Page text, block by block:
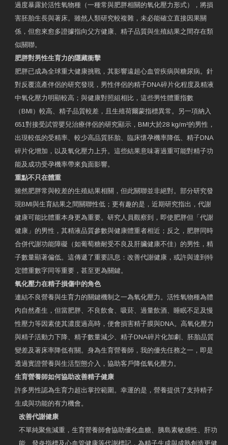
過度暴露於活性氧物種（一種常與肥胖相關的氧化壓力形式），將損
害胚胎生長與著床。雖然人類研究較複雜，未必能確立直接因果關
係，但愈來愈多證據指向父方健康、精子品質與生殖結果之間存在類
似關聯。
肥胖對男性生育力的隱藏衝擊
肥胖已成為全球重大健康挑戰，其影響遠超心血管疾病與糖尿病。針
對反覆流產伴侶的研究發現，男性伴侶的精子DNA碎片化程度及精液
中氧化壓力明顯較高；與健康對照組相比，這些男性體重指數
（BMI）較高、精子品質較差，且生殖荷爾蒙指標異常。另一項納入
651對接受試管嬰兒治療伴侶的研究顯示，BMI大於28 kg/m²的男性，
出現較低的受精率、較少高品質胚胎、臨床懷孕機率降低、精子DNA
碎片化增加，以及氧化壓力上升。這些結果意味著過重可能對精子功
能及成功受孕機率帶來負面影響。
重點不只在體重
雖然肥胖常與較差的生殖結果相關，但此關聯並非絕對。部分研究發
現BMI與生育結果之間關聯性低；更有趣的是，近期研究指出，代謝
健康可能比體重本身更為重要。研究人員觀察到，即使肥胖但「代謝
健康」的男性，其精液品質參數與健康體重者相近；反之，肥胖同時
合併代謝功能障礙（如葡萄糖耐受不良及肝臟健康不佳）的男性，精
子數量顯著偏低。這傳遞了重要訊息：改善代謝健康，或許與達到特
定體重數字同等重要，甚至更為關鍵。
氧化壓力在精子損傷中的角色
連結不良營養與生育力的關鍵機制之一為氧化壓力。活性氧物種為體
內自然產生，但當肥胖、不良飲食、吸菸、過量飲酒、睡眠不足及慢
性壓力等因素使其濃度過高時，便會損害精子膜與DNA。高氧化壓力
與精子活動力下降、精子數量減少、精子DNA碎片化加劇、胚胎品質
變差及著床率降低有關。身為生育營養師，我的優先任務之一，即是
透過實證營養與生活型態介入，協助客戶降低氧化壓力。
生育營養師如何協助改善精子健康
許多男性認為生育力超出掌控範圍。幸運的是，營養提供了支持精子
生成與功能的有力機會。
改善代謝健康
不單純聚焦減重，生育營養師會協助優化血糖、胰島素敏感性、肝功
能、發炎指標及心血管健康等代謝標記，為精子生成與成熟創造更健